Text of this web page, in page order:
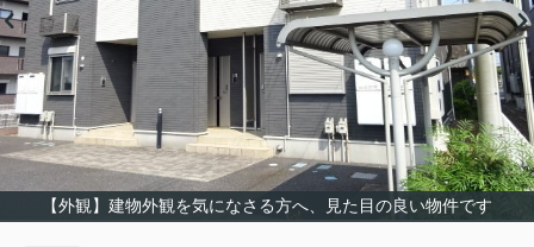
【外観】建物外観を気になさる方へ、見た目の良い物件です